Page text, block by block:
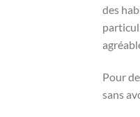
des
Pour
sans